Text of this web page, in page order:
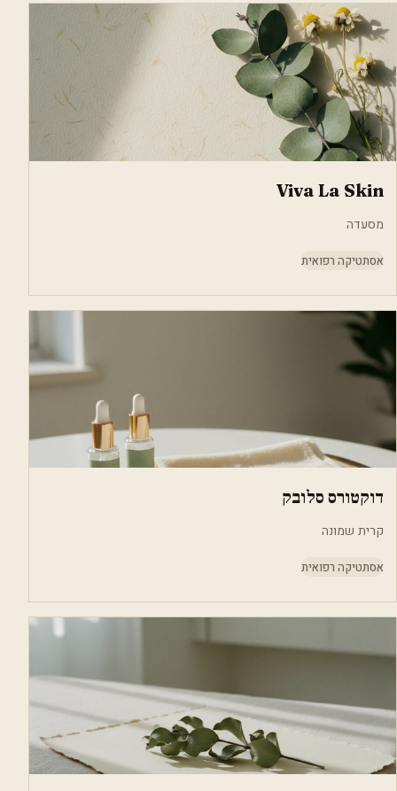
Viva La Skin
מסעדה
אסתטיקה רפואית
דוקטורס סלובק
קרית שמונה
אסתטיקה רפואית